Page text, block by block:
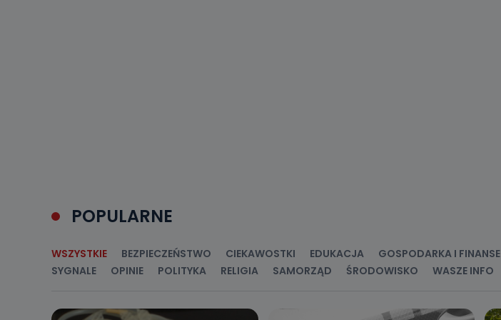
POPULARNE
WSZYSTKIE BEZPIECZEŃSTWO CIEKAWOSTKI EDUKACJA GOSPODARKA I FINANSE
SYGNALE
OPINIE POLITYKA RELIGIA SAMORZĄD ŚRODOWISKO WASZE INFO